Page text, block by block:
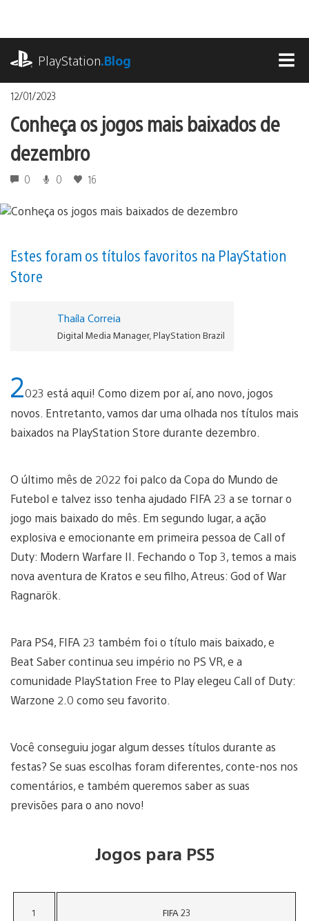
o
conteúdo
PlayStation.Blog
12/01/2023
Conheça os jogos mais baixados de
dezembro
0 0 16
Estes foram os títulos favoritos na PlayStation
Store
Thaíla Correia
Digital Media Manager, PlayStation Brazil
2023 está aqui! Como dizem por aí, ano novo, jogos
novos. Entretanto, vamos dar uma olhada nos títulos mais
baixados na PlayStation Store durante dezembro.
O último mês de 2022 foi palco da Copa do Mundo de
Futebol e talvez isso tenha ajudado FIFA 23 a se tornar o
jogo mais baixado do mês. Em segundo lugar, a ação
explosiva e emocionante em primeira pessoa de Call of
Duty: Modern Warfare II. Fechando o Top 3, temos a mais
nova aventura de Kratos e seu filho, Atreus: God of War
Ragnarök.
Para PS4, FIFA 23 também foi o título mais baixado, e
Beat Saber continua seu império no PS VR, e a
comunidade PlayStation Free to Play elegeu Call of Duty:
Warzone 2.0 como seu favorito.
Você conseguiu jogar algum desses títulos durante as
festas? Se suas escolhas foram diferentes, conte-nos nos
comentários, e também queremos saber as suas
previsões para o ano novo!
Jogos para PS5
1 FIFA 23